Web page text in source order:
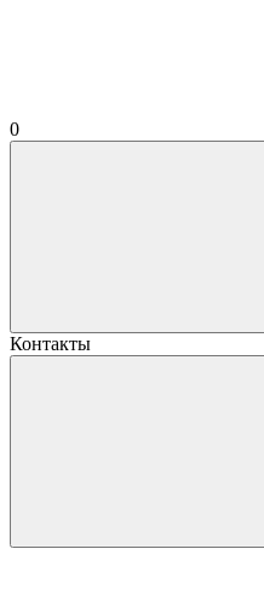
0
Контакты